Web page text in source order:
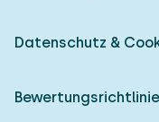
Datenschutz &
Bewertungsrichtlinie